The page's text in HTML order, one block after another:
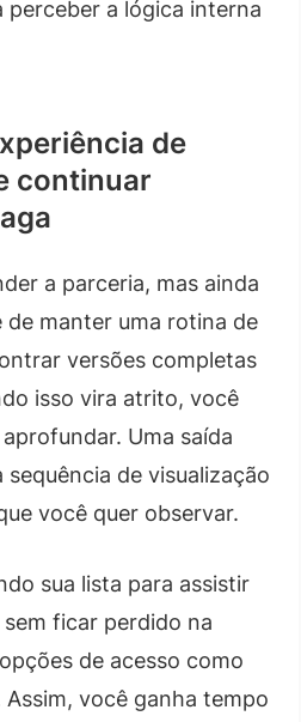
perceber a lógica interna
de
continuar
a parceria, mas ainda
de manter uma rotina de
versões completas
isso vira atrito, você
Uma saída
de visualização
você quer observar.
sua lista para assistir
ficar perdido na
de acesso como
Assim, você ganha tempo